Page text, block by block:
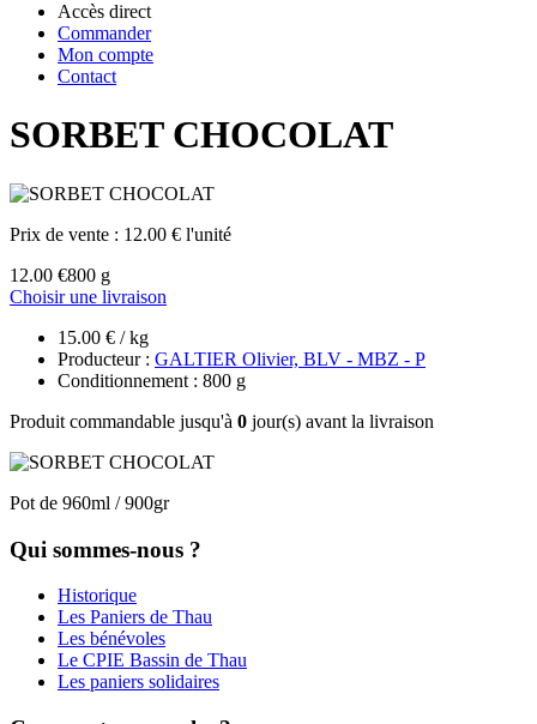
Accès direct
Commander
Mon compte
Contact
SORBET CHOCOLAT
Prix de vente : 12.00 € l'unité
12.00 €800 g
Choisir une livraison
15.00 € / kg
Producteur : GALTIER Olivier, BLV - MBZ - P
Conditionnement : 800 g
Produit commandable jusqu'à 0 jour(s) avant la livraison
Pot de 960ml / 900gr
Qui sommes-nous ?
Historique
Les Paniers de Thau
Les bénévoles
Le CPIE Bassin de Thau
Les paniers solidaires